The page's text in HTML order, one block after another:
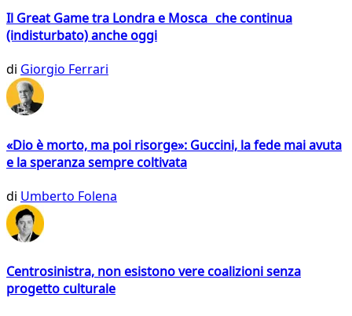
Il Great Game tra Londra e Mosca che continua
(indisturbato) anche oggi
di Giorgio Ferrari
«Dio è morto, ma poi risorge»: Guccini, la fede mai avuta
e la speranza sempre coltivata
di Umberto Folena
Centrosinistra, non esistono vere coalizioni senza
progetto culturale